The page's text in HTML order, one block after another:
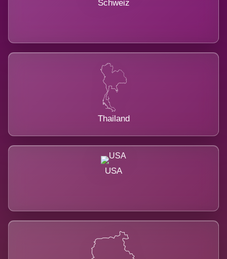
Schweiz
Thailand
USA